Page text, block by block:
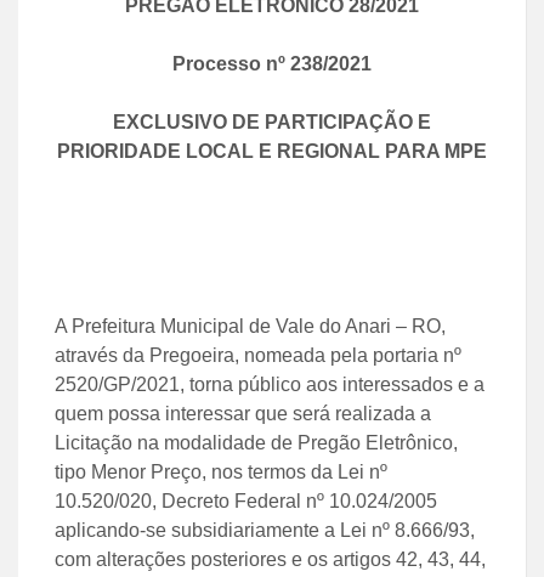
PREGÃO ELETRÔNICO 28/2021
Processo nº 238/2021
EXCLUSIVO DE PARTICIPAÇÃO E
PRIORIDADE LOCAL E REGIONAL PARA MPE
A Prefeitura Municipal de Vale do Anari – RO,
através da Pregoeira, nomeada pela portaria nº
2520/GP/2021, torna público aos interessados e a
quem possa interessar que será realizada a
Licitação na modalidade de Pregão Eletrônico,
tipo Menor Preço, nos termos da Lei nº
10.520/020, Decreto Federal nº 10.024/2005
aplicando-se subsidiariamente a Lei nº 8.666/93,
com alterações posteriores e os artigos 42, 43, 44,